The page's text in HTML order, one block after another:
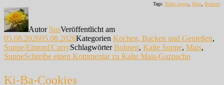
Tags: Kalte suppe Mais Bohnen
Autor SusVeröffentlicht am
05.08.202605.08.2026Kategorien Kochen, Backen und Genießen,
Suppe/Eintopf/CurrySchlagwörterBohnen, Kalte Suppe, Mais,
SuppeSchreibe einen Kommentarzu Kalte Mais-Gazpacho
Ki-Ba-Cookies